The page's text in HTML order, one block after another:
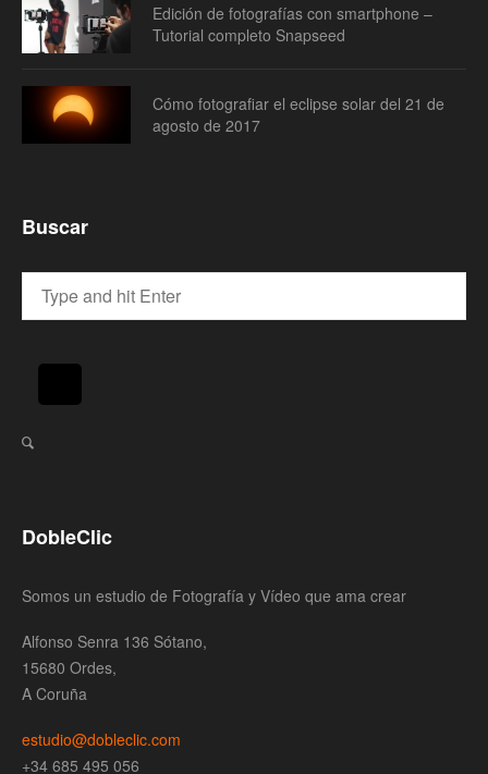
Edición de fotografías con smartphone –
Tutorial completo Snapseed
Cómo fotografiar el eclipse solar del 21 de
agosto de 2017
Buscar
DobleClic
Somos un estudio de Fotografía y Vídeo que ama crear
Alfonso Senra 136 Sótano,
15680 Ordes,
A Coruña
estudio@dobleclic.com
+34 685 495 056